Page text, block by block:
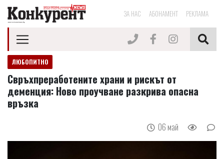
ЗА НАС АБОНАМЕНТ РЕКЛАМА
ЛЮБОПИТНО
Свръхпреработените храни и рискът от
деменция: Ново проучване разкрива опасна
връзка
06 май